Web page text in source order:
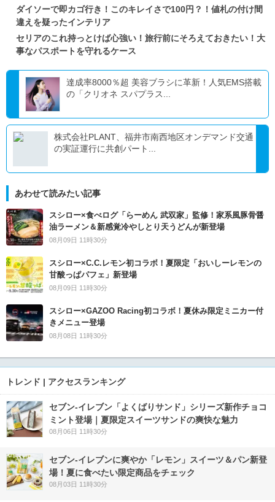
ダイソーで即カゴ行き！このキレイさで100円？！値札の付け間
違えを疑ったインテリア
セリアのこれ持っとけば心強い！旅行前にそろえておきたい！大
事なパスポートを守れるケース
達成率8000％超 美容ブラシに革新！人気EMS搭載
の「クリオネ スパプラス...
株式会社PLANT、福井市南西地区オンデマンド交通
の実証運行に共創パート...
あわせて読みたい記事
スシロー×食べログ「らーめん 武双家」監修！家系風豚骨醤
油ラーメン＆新感覚冷やしとり天うどんが新登場
08月09日 11時30分
スシロー×C.C.レモン初コラボ！夏限定「おいしーレモンの
甘酸っぱパフェ」新登場
08月09日 11時30分
スシロー×GAZOO Racing初コラボ！夏休み限定ミニカー付
きメニュー登場
08月08日 11時30分
トレンド | アクセスランキング
セブン‐イレブン「よくばりサンド」シリーズ新作チョコ
ミント登場｜夏限定スイーツサンドの爽快な魅力
08月06日 11時30分
セブン‐イレブンに爽やか「レモン」スイーツ＆パン新登
場！夏に食べたい限定商品をチェック
08月03日 11時30分